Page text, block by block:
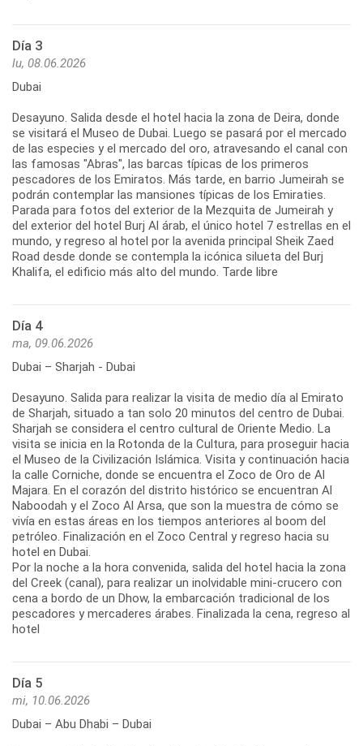
Día 3
lu, 08.06.2026
Dubai
Desayuno. Salida desde el hotel hacia la zona de Deira, donde
se visitará el Museo de Dubai. Luego se pasará por el mercado
de las especies y el mercado del oro, atravesando el canal con
las famosas "Abras", las barcas típicas de los primeros
pescadores de los Emiratos. Más tarde, en barrio Jumeirah se
podrán contemplar las mansiones típicas de los Emiraties.
Parada para fotos del exterior de la Mezquita de Jumeirah y
del exterior del hotel Burj Al árab, el único hotel 7 estrellas en el
mundo, y regreso al hotel por la avenida principal Sheik Zaed
Road desde donde se contempla la icónica silueta del Burj
Khalifa, el edificio más alto del mundo. Tarde libre
Día 4
ma, 09.06.2026
Dubai – Sharjah - Dubai
Desayuno. Salida para realizar la visita de medio día al Emirato
de Sharjah, situado a tan solo 20 minutos del centro de Dubai.
Sharjah se considera el centro cultural de Oriente Medio. La
visita se inicia en la Rotonda de la Cultura, para proseguir hacia
el Museo de la Civilización Islámica. Visita y continuación hacia
la calle Corniche, donde se encuentra el Zoco de Oro de Al
Majara. En el corazón del distrito histórico se encuentran Al
Naboodah y el Zoco Al Arsa, que son la muestra de cómo se
vivía en estas áreas en los tiempos anteriores al boom del
petróleo. Finalización en el Zoco Central y regreso hacia su
hotel en Dubai.
Por la noche a la hora convenida, salida del hotel hacia la zona
del Creek (canal), para realizar un inolvidable mini-crucero con
cena a bordo de un Dhow, la embarcación tradicional de los
pescadores y mercaderes árabes. Finalizada la cena, regreso al
hotel
Día 5
mi, 10.06.2026
Dubai – Abu Dhabi – Dubai